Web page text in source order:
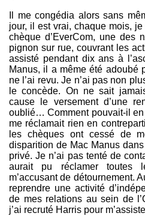
Il me congédia alors sans
jour, il est vrai, chaque mois,
chèque d’EverCom, une des
pignon sur rue, couvrant les
assisté pendant dix ans à
Manus, il a même été adoubé
ne l’ai revu. Je n’ai pas non
le concède. On ne sait
cause le versement d’une
oublié… Comment pouvait-il en
me réclamait rien en
les chèques ont cessé de
disparition de Mac Manus
privé. Je n’ai pas tenté de
aurait pu réclamer toutes
m’accusant de détournement.
reprendre une activité
de mes relations au sein de
j’ai recruté Harris pour